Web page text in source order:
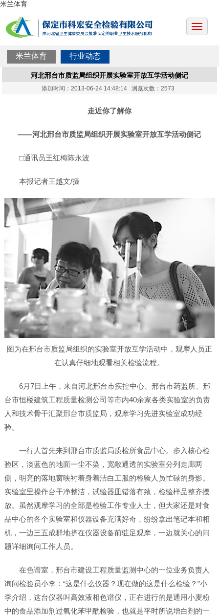
米兰体育
米兰体育 行业动态
河北邢台市质监局组织开展实验室开放互学活动侧记
添加时间：2013-06-24 14:48:14 浏览次数：2573
走近你了解你
——河北邢台市质监局组织开展实验室开放互学活动侧记
□通讯员王红梅陈永波
本报记者王越文/摄
图为在邢台市质监局组织的实验室开放互学活动中，观摩人员正
在认真仔细地观看相关检验流程。
6月7日上午，来自河北邢台市疾控中心、邢台市药监所、邢
台市恒楼建筑工程质量检测公司等市内40余家各类实验室的负责
人和技术骨干汇聚邢台市质监局，观摩学习先进实验室成功经
验。
一行人首先来到邢台市质监局质检所食品中心。步入核心检
验区，淡蓝色的地面一尘不染，宽敞通透的实验室分列走廊两
侧，明亮的落地窗映衬着身着洁白工服的检验人员忙碌的身影。
实验室里操作台干净整洁，试验器皿错落有致，检验样品整齐摆
放。虽然观摩学习的全部是检验工作专业人士，但大家还是对食
品中心的各个实验室和仪器设备充满好奇，纷纷拿出笔记本和相
机，一边三五成群地挤在仪器设备前驻足观摩，一边就关心的问
题详细询问工作人员。
在色谱室，邢台市建设工程质量监测中心的一位业务负责人
询问检验员小李：“这是什么仪器？现在做的这是什么检验？”小
李介绍，这台仪器叫高效液相色谱仪，正在进行的是通用小麦粉
中的食品添加剂过氧化苯甲酰检验，也就是平时所说增白剂的一